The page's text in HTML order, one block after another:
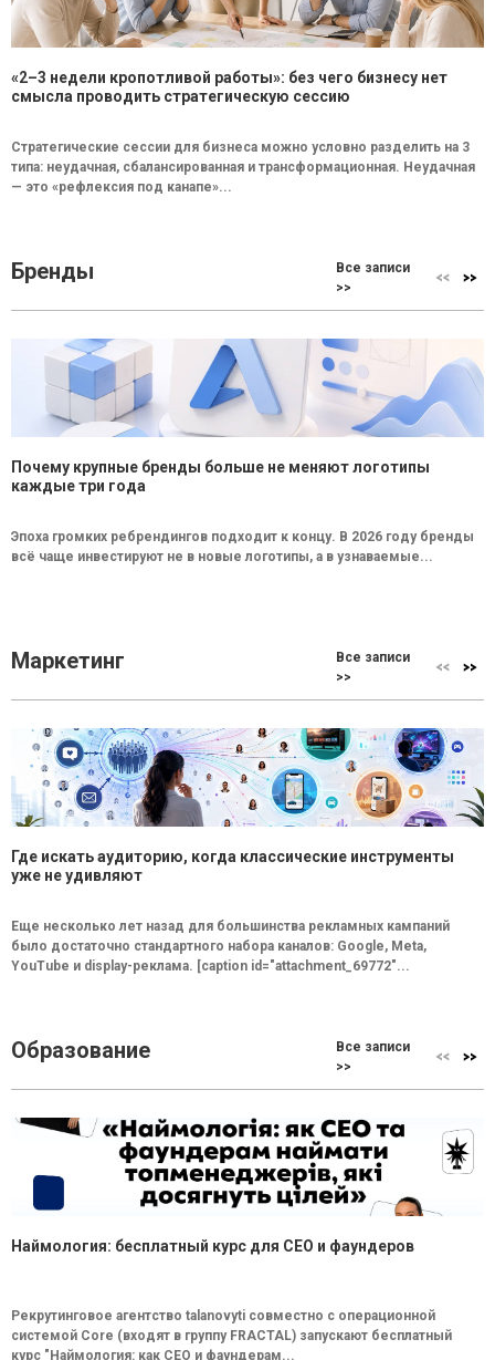
«2–3 недели кропотливой работы»: без чего бизнесу нет
смысла проводить стратегическую сессию
Стратегические сессии для бизнеса можно условно разделить на 3
типа: неудачная, сбалансированная и трансформационная. Неудачная
— это «рефлексия под канапе»...
Бренды
Все записи
>>
Почему крупные бренды больше не меняют логотипы
каждые три года
Эпоха громких ребрендингов подходит к концу. В 2026 году бренды
всё чаще инвестируют не в новые логотипы, а в узнаваемые...
Маркетинг
Все записи
>>
Где искать аудиторию, когда классические инструменты
уже не удивляют
Еще несколько лет назад для большинства рекламных кампаний
было достаточно стандартного набора каналов: Google, Meta,
YouTube и display-реклама. [caption id="attachment_69772"...
Образование
Все записи
>>
Наймология: бесплатный курс для CEO и фаундеров
Рекрутинговое агентство talanovyti совместно с операционной
системой Core (входят в группу FRACTAL) запускают бесплатный
курс "Наймология: как СEO и фаундерам...